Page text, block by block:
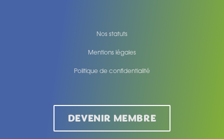
Nos statuts
Mentions légales
Politique de confidentialité
DEVENIR MEMBRE